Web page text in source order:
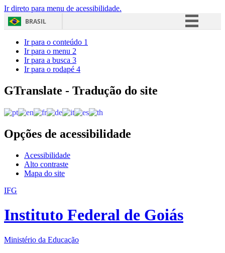
Ir direto para menu de acessibilidade.
BRASIL
Acesso à informação
Ir para o conteúdo 1
Ir para o menu 2
Ir para a busca 3
Ir para o rodapé 4
GTranslate - Tradução do site
Opções de acessibilidade
Acessibilidade
Alto contraste
Mapa do site
IFG
Instituto Federal de Goiás
Ministério da Educação